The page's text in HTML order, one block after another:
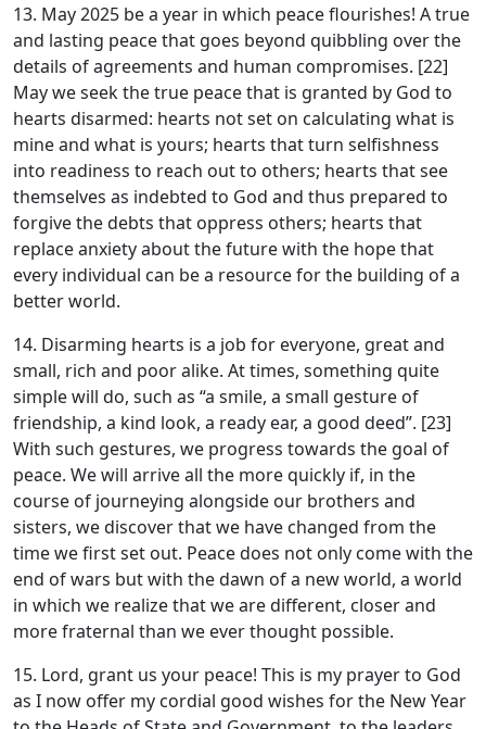
13. May 2025 be a year in which peace flourishes! A true
and lasting peace that goes beyond quibbling over the
details of agreements and human compromises. [22]
May we seek the true peace that is granted by God to
hearts disarmed: hearts not set on calculating what is
mine and what is yours; hearts that turn selfishness
into readiness to reach out to others; hearts that see
themselves as indebted to God and thus prepared to
forgive the debts that oppress others; hearts that
replace anxiety about the future with the hope that
every individual can be a resource for the building of a
better world.
14. Disarming hearts is a job for everyone, great and
small, rich and poor alike. At times, something quite
simple will do, such as “a smile, a small gesture of
friendship, a kind look, a ready ear, a good deed”. [23]
With such gestures, we progress towards the goal of
peace. We will arrive all the more quickly if, in the
course of journeying alongside our brothers and
sisters, we discover that we have changed from the
time we first set out. Peace does not only come with the
end of wars but with the dawn of a new world, a world
in which we realize that we are different, closer and
more fraternal than we ever thought possible.
15. Lord, grant us your peace! This is my prayer to God
as I now offer my cordial good wishes for the New Year